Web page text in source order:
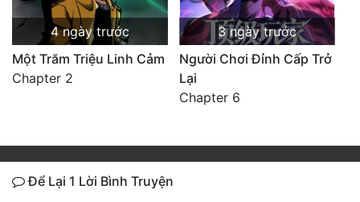
4 ngày trước
Một Trăm Triệu Linh Cảm
Chapter 2
3 ngày trước
Người Chơi Đỉnh Cấp Trở
Lại
Chapter 6
Để Lại 1 Lời Bình Truyện